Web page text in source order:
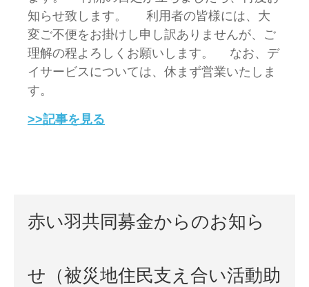
知らせ致します。 利用者の皆様には、大
変ご不便をお掛けし申し訳ありませんが、ご
理解の程よろしくお願いします。 なお、デ
イサービスについては、休まず営業いたしま
す。
>>記事を見る
赤い羽共同募金からのお知ら
せ（被災地住民支え合い活動助